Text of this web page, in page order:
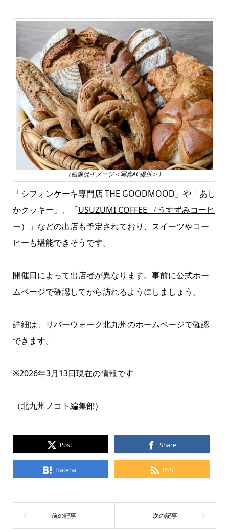
（画像はイメージ＜写真AC提供＞）
「シフォンケーキ専門店 THE GOODMOOD」や「あし
かクッキー」、
「USUZUMI COFFEE （うすずみコーヒ
ー）
」などの出店も予定されており、スイーツやコー
ヒーも堪能できそうです。
開催日によって出店者が異なります。事前に公式ホー
ムページで確認してから訪れるようにしましょう。
詳細は、 リバーウォーク北九州のホームページで確認
できます。
※2026年3月13日現在の情報です
（北九州ノコト編集部）
Post Share
Hatena RSS